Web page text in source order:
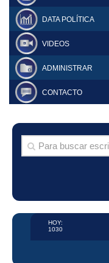
DATA POLÍTICA
VIDEOS
ADMINISTRAR
CONTACTO
HOY:
1030